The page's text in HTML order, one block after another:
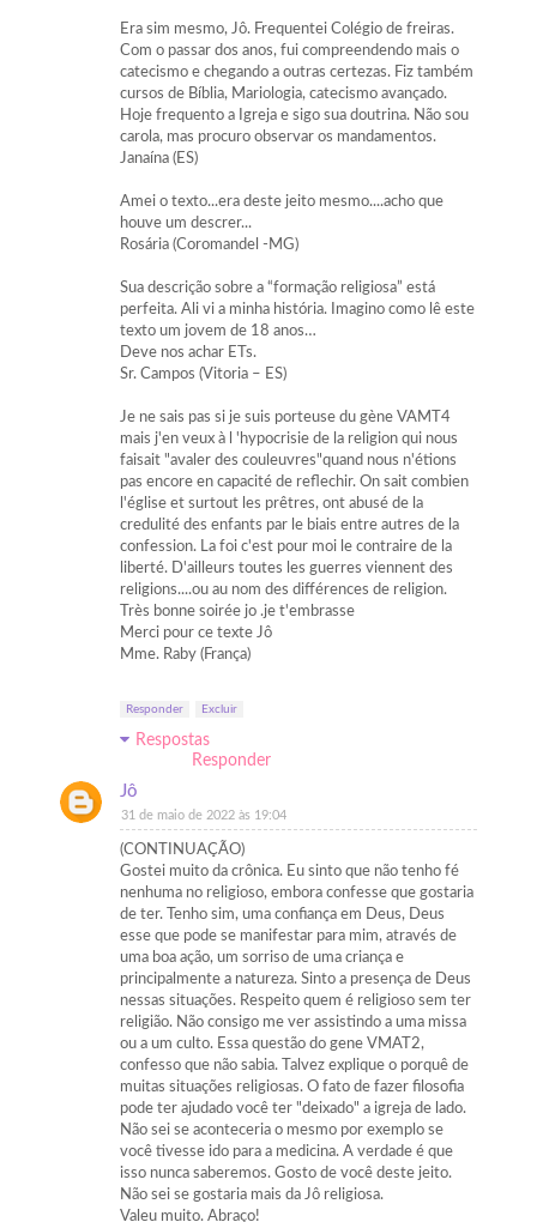
Era sim mesmo, Jô. Frequentei Colégio de freiras.
Com o passar dos anos, fui compreendendo mais o
catecismo e chegando a outras certezas. Fiz também
cursos de Bíblia, Mariologia, catecismo avançado.
Hoje frequento a Igreja e sigo sua doutrina. Não sou
carola, mas procuro observar os mandamentos.
Janaína (ES)
Amei o texto...era deste jeito mesmo....acho que
houve um descrer...
Rosária (Coromandel -MG)
Sua descrição sobre a “formação religiosa” está
perfeita. Ali vi a minha história. Imagino como lê este
texto um jovem de 18 anos…
Deve nos achar ETs.
Sr. Campos (Vitoria – ES)
Je ne sais pas si je suis porteuse du gène VAMT4
mais j'en veux à l 'hypocrisie de la religion qui nous
faisait "avaler des couleuvres"quand nous n'étions
pas encore en capacité de reflechir. On sait combien
l'église et surtout les prêtres, ont abusé de la
credulité des enfants par le biais entre autres de la
confession. La foi c'est pour moi le contraire de la
liberté. D'ailleurs toutes les guerres viennent des
religions....ou au nom des différences de religion.
Très bonne soirée jo .je t'embrasse
Merci pour ce texte Jô
Mme. Raby (França)
Responder Excluir
Respostas
Responder
Jô
31 de maio de 2022 às 19:04
(CONTINUAÇÃO)
Gostei muito da crônica. Eu sinto que não tenho fé
nenhuma no religioso, embora confesse que gostaria
de ter. Tenho sim, uma confiança em Deus, Deus
esse que pode se manifestar para mim, através de
uma boa ação, um sorriso de uma criança e
principalmente a natureza. Sinto a presença de Deus
nessas situações. Respeito quem é religioso sem ter
religião. Não consigo me ver assistindo a uma missa
ou a um culto. Essa questão do gene VMAT2,
confesso que não sabia. Talvez explique o porquê de
muitas situações religiosas. O fato de fazer filosofia
pode ter ajudado você ter "deixado" a igreja de lado.
Não sei se aconteceria o mesmo por exemplo se
você tivesse ido para a medicina. A verdade é que
isso nunca saberemos. Gosto de você deste jeito.
Não sei se gostaria mais da Jô religiosa.
Valeu muito. Abraço!